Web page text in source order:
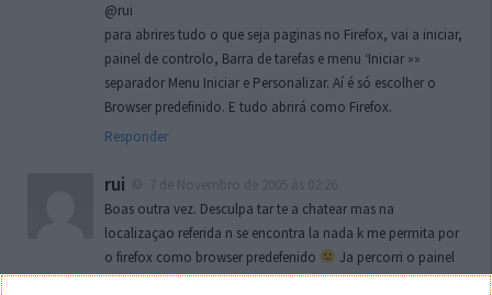
@rui
para abrires tudo o que seja paginas no Firefox, vai a iniciar,
painel de controlo, Barra de tarefas e menu ‘Iniciar »»
separador Menu Iniciar e Personalizar. Aí é só escolher o
Browser predefinido. E tudo abrirá como Firefox.
Responder
rui
Boas outra vez. Desculpa tar te a chatear mas na
localizaçao referida n se encontra la nada k me permita por
o firefox como browser predefenido
Ja percorri o painel
de control tudo e nada. Tou a comecar a desesperar, ate ja